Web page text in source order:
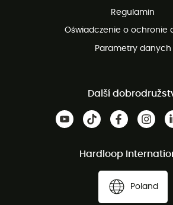
Regulamin
Oświadczenie o ochronie
Parametry danych
Další
Hardloop
Poland